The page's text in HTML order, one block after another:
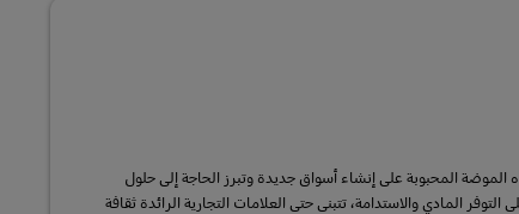
الموضة المحبوبة على إنشاء أسواق جديدة وتبرز الحاجة إلى حلول
المادي والاستدامة، تتبنى حتى العلامات التجارية الرائدة ثقافة